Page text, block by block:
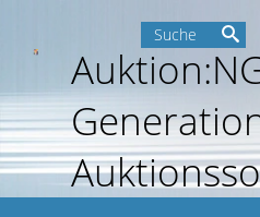
Suche